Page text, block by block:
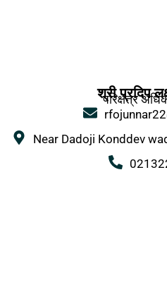
श्री प्रदिप
परिक्षेत्र
Near Dadoji Konddev